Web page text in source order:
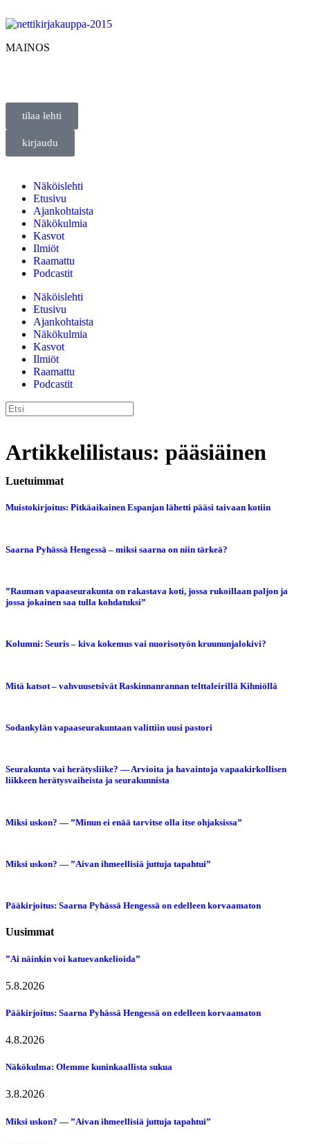
MAINOS
tilaa lehti
kirjaudu
Näköislehti
Etusivu
Ajankohtaista
Näkökulmia
Kasvot
Ilmiöt
Raamattu
Podcastit
Näköislehti
Etusivu
Ajankohtaista
Näkökulmia
Kasvot
Ilmiöt
Raamattu
Podcastit
Artikkelilistaus: pääsiäinen
Luetuimmat
Muistokirjoitus: Pitkäaikainen Espanjan lähetti pääsi taivaan kotiin
Saarna Pyhässä Hengessä – miksi saarna on niin tärkeä?
”Rauman vapaaseurakunta on rakastava koti, jossa rukoillaan paljon ja
jossa jokainen saa tulla kohdatuksi”
Kolumni: Seuris – kiva kokemus vai nuorisotyön kruununjalokivi?
Mitä katsot – vahvuusetsivät Raskinnanrannan telttaleirillä Kihniöllä
Sodankylän vapaaseurakuntaan valittiin uusi pastori
Seurakunta vai herätysliike? — Arvioita ja havaintoja vapaakirkollisen
liikkeen herätysvaiheista ja seurakunnista
Miksi uskon? — ”Minun ei enää tarvitse olla itse ohjaksissa”
Miksi uskon? — ”Aivan ihmeellisiä juttuja tapahtui”
Pääkirjoitus: Saarna Pyhässä Hengessä on edelleen korvaamaton
Uusimmat
”Ai näinkin voi katuevankelioida”
5.8.2026
Pääkirjoitus: Saarna Pyhässä Hengessä on edelleen korvaamaton
4.8.2026
Näkökulma: Olemme kuninkaallista sukua
3.8.2026
Miksi uskon? — ”Aivan ihmeellisiä juttuja tapahtui”